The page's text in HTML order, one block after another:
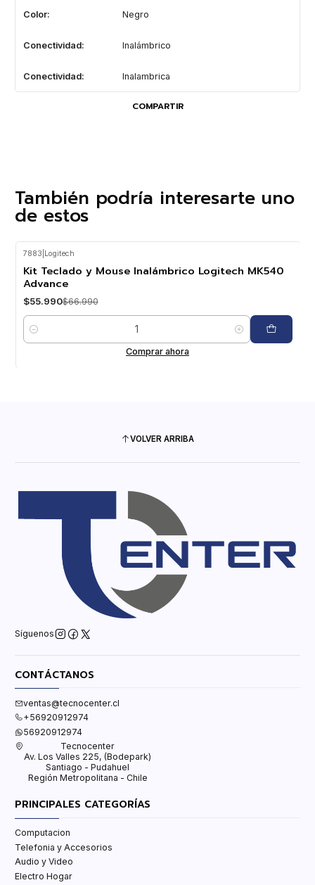
Color: Negro
Conectividad: Inalámbrico
Conectividad: Inalambrica
COMPARTIR
También podría interesarte uno
de estos
7883 Logitech
Kit Teclado y Mouse Inalámbrico Logitech MK540
Advance
$55.990$66.990
Cantidad
Comprar ahora
VOLVER ARRIBA
Síguenos
CONTÁCTANOS
ventas@tecnocenter.cl
+56920912974
56920912974
Tecnocenter
Av. Los Valles 225, (Bodepark)
Santiago - Pudahuel
Región Metropolitana - Chile
PRINCIPALES CATEGORÍAS
Computacion
Telefonia y Accesorios
Audio y Video
Electro Hogar